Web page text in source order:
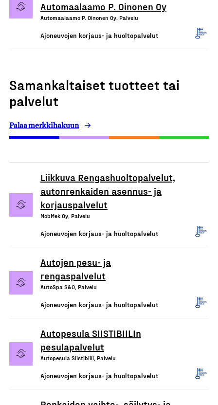
Automaalaamo P. Oinonen Oy
Automaalaamo P. Oinonen Oy, Palvelu
Ajoneuvojen korjaus- ja huoltopalvelut
Samankaltaiset tuotteet tai
palvelut
Palaa merkkihakuun
Liikkuva Rengashuoltopalvelut,
autonrenkaiden asennus- ja
korjauspalvelut
MobMek Oy, Palvelu
Ajoneuvojen korjaus- ja huoltopalvelut
Autojen pesu- ja
rengaspalvelut
AutoSpa S&O, Palvelu
Ajoneuvojen korjaus- ja huoltopalvelut
Autopesula SIISTIBIILIn
pesulapalvelut
Autopesula Siistibiili, Palvelu
Ajoneuvojen korjaus- ja huoltopalvelut